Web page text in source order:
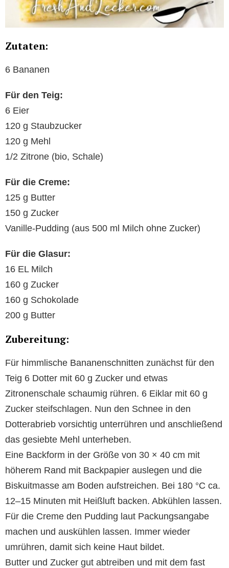
Zutaten:
6 Bananen
Für den Teig:
6 Eier
120 g Staubzucker
120 g Mehl
1/2 Zitrone (bio, Schale)
Für die Creme:
125 g Butter
150 g Zucker
Vanille-Pudding (aus 500 ml Milch ohne Zucker)
Für die Glasur:
16 EL Milch
160 g Zucker
160 g Schokolade
200 g Butter
Zubereitung:
Für himmlische Bananenschnitten zunächst für den
Teig 6 Dotter mit 60 g Zucker und etwas
Zitronenschale schaumig rühren. 6 Eiklar mit 60 g
Zucker steifschlagen. Nun den Schnee in den
Dotterabrieb vorsichtig unterrühren und anschließend
das gesiebte Mehl unterheben.
Eine Backform in der Größe von 30 × 40 cm mit
höherem Rand mit Backpapier auslegen und die
Biskuitmasse am Boden aufstreichen. Bei 180 °C ca.
12–15 Minuten mit Heißluft backen. Abkühlen lassen.
Für die Creme den Pudding laut Packungsangabe
machen und auskühlen lassen. Immer wieder
umrühren, damit sich keine Haut bildet.
Butter und Zucker gut abtreiben und mit dem fast